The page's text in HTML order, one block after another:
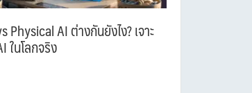
Physical AI ต่างกันยังไง? เจาะ
ในโลกจริง